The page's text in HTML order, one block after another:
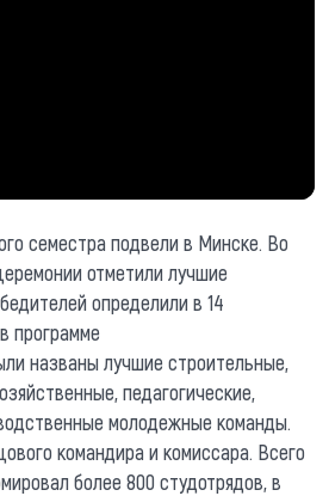
семестра подвели в Минске. Во
отметили лучшие
определили в 14
программе
названы лучшие строительные,
педагогические,
молодежные команды.
командира и комиссара. Всего
более 800 студотрядов, в